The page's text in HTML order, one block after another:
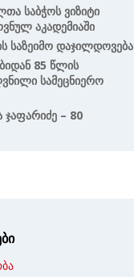
Საბჭოს Ვიზიტი
Აკადემიაში
Საზეიმო Დაჯილდოვება
85 Წლის
Სამეცნიერო
Ჯაფარიძე – 80